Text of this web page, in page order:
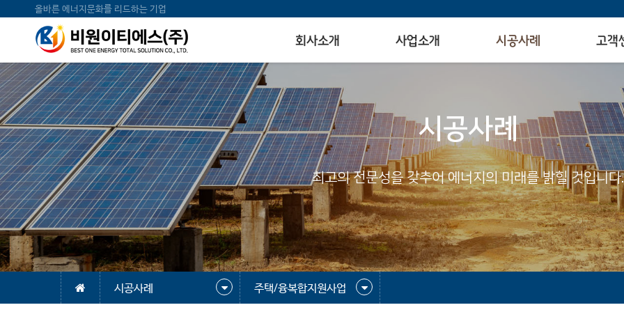
올바른 에너지문화를 리드하는 기업
회사소개 사업소개 시공사례 고객
시공사례
최고의 전문성을 갖추어 에너지의 미래를 밝힐 것입니다.
시공사례 주택/융복합지원사업